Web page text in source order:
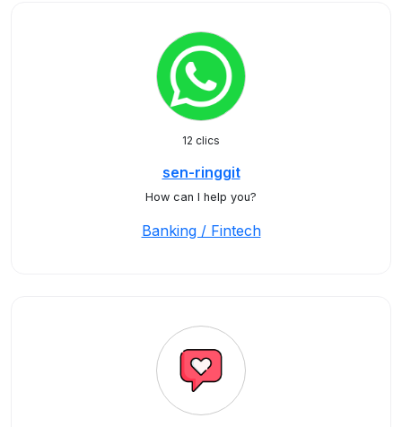
12 clics
sen-ringgit
How can I help you?
Banking / Fintech